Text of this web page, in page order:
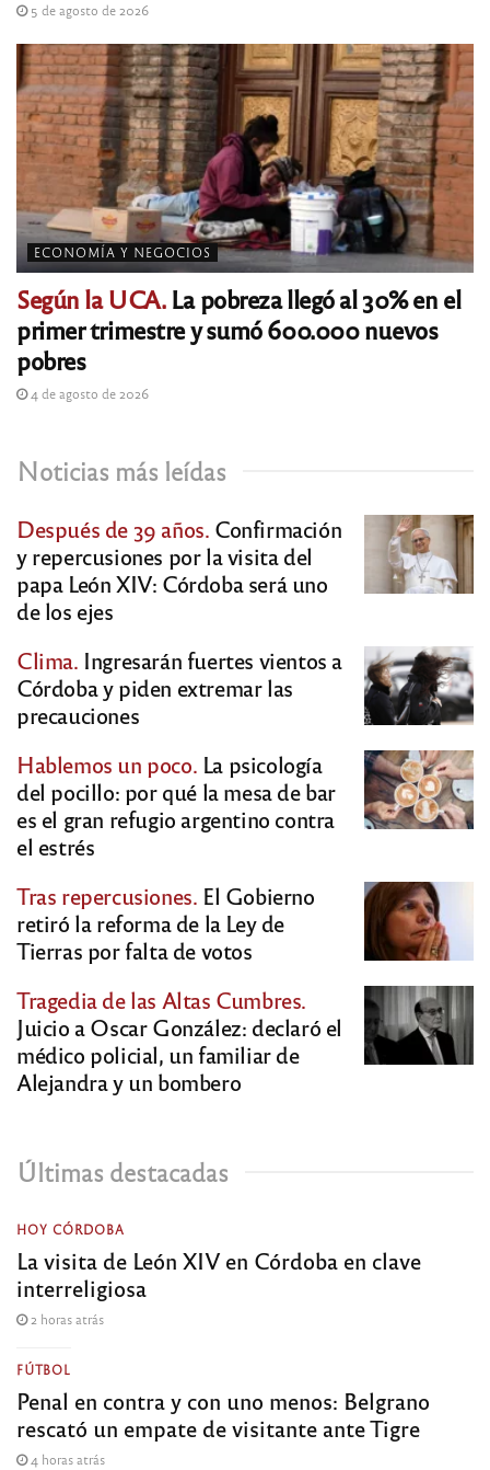
5 de agosto de 2026
ECONOMÍA Y NEGOCIOS
Según la UCA.La pobreza llegó al 30% en el
primer trimestre y sumó 600.000 nuevos
pobres
4 de agosto de 2026
Noticias más leídas
Después de 39 años. Confirmación
y repercusiones por la visita del
papa León XIV: Córdoba será uno
de los ejes
Clima. Ingresarán fuertes vientos a
Córdoba y piden extremar las
precauciones
Hablemos un poco. La psicología
del pocillo: por qué la mesa de bar
es el gran refugio argentino contra
el estrés
Tras repercusiones. El Gobierno
retiró la reforma de la Ley de
Tierras por falta de votos
Tragedia de las Altas Cumbres.
Juicio a Oscar González: declaró el
médico policial, un familiar de
Alejandra y un bombero
Últimas destacadas
HOY CÓRDOBA
La visita de León XIV en Córdoba en clave
interreligiosa
2 horas atrás
FÚTBOL
Penal en contra y con uno menos: Belgrano
rescató un empate de visitante ante Tigre
4 horas atrás